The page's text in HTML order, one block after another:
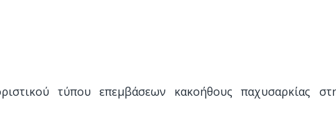
τύπου επεμβάσεων κακοήθους παχυσαρκίας